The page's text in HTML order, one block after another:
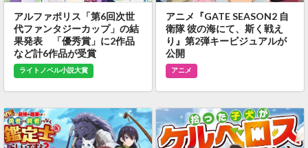
アルファポリス「第6回次世
代ファンタジーカップ」の結
果発表 「優秀賞」に2作品
など計6作品が受賞
ライトノベル小説大賞
アニメ『GATE SEASON2 自
衛隊 彼の海にて、斯く戦え
り』第2弾キービジュアルが
公開
アニメ